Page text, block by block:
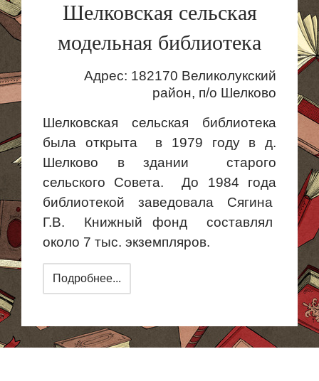
Шелковская сельская
модельная библиотека
Адрес: 182170 Великолукский
район, п/о Шелково
Шелковская сельская библиотека
была открыта в 1979 году в д.
Шелково в здании старого
сельского Совета. До 1984 года
библиотекой заведовала Сягина
Г.В. Книжный фонд составлял
около 7 тыс. экземпляров.
Подробнее...